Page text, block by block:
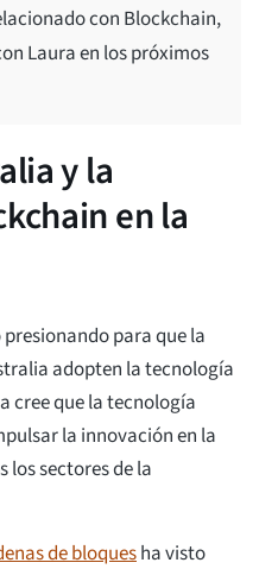
con Blockchain,
Laura en los próximos
y la
en la
para que la
adopten la tecnología
cree que la tecnología
la innovación en la
los sectores de la
de bloquesha visto